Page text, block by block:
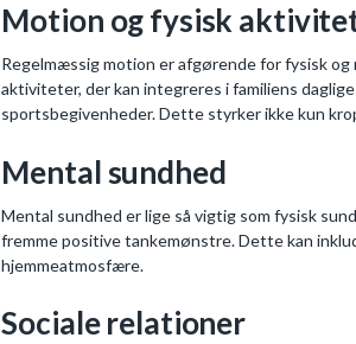
Motion og fysisk
Regelmæssig motion er afgørende for fysisk
aktiviteter, der kan integreres i familiens
sportsbegivenheder. Dette styrker ikke kun
Mental sundhed
Mental sundhed er lige så vigtig som fysisk
fremme positive tankemønstre. Dette kan
hjemmeatmosfære.
Sociale relationer